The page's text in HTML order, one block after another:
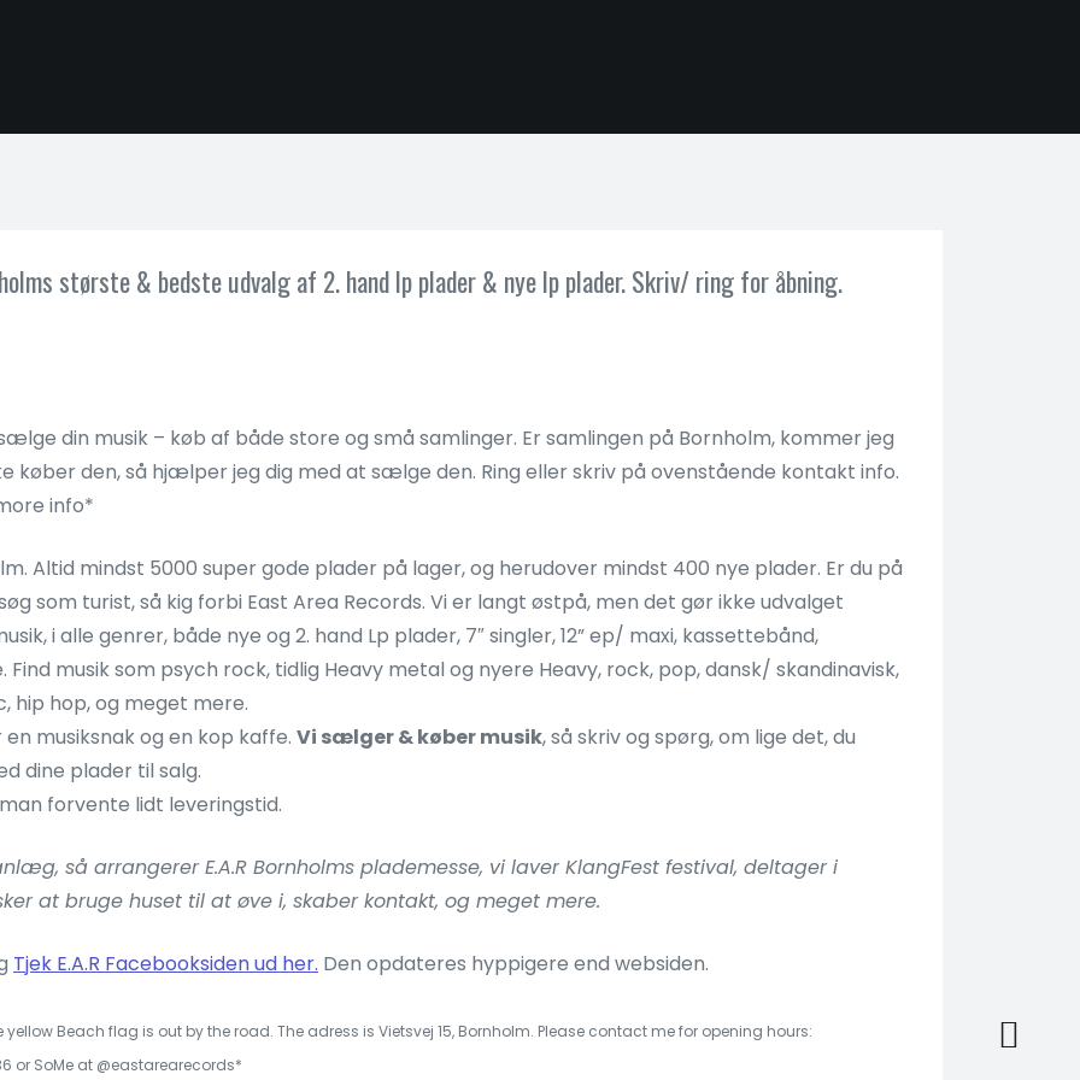
største & bedste udvalg af 2. hand lp plader & nye lp plader. Skriv/ ring for åbning.
din musik – køb af både store og små samlinger. Er samlingen på Bornholm, kommer jeg
køber den, så hjælper jeg dig med at sælge den. Ring eller skriv på ovenstående kontakt info.
info*
Altid mindst 5000 super gode plader på lager, og herudover mindst 400 nye plader. Er du på
som turist, så kig forbi East Area Records. Vi er langt østpå, men det gør ikke udvalget
i alle genrer, både nye og 2. hand Lp plader, 7″ singler, 12” ep/ maxi, kassettebånd,
musik som psych rock, tidlig Heavy metal og nyere Heavy, rock, pop, dansk/ skandinavisk,
hip hop, og meget mere.
musiksnak og en kop kaffe. Vi sælger & køber musik, så skriv og spørg, om lige det, du
dine plader til salg.
forvente lidt leveringstid.
så arrangerer E.A.R Bornholms plademesse, vi laver KlangFest festival, deltager i
at bruge huset til at øve i, skaber kontakt, og meget mere.
Tjek E.A.R Facebooksiden ud her. Den opdateres hyppigere end websiden.
Beach flag is out by the road. The adress is Vietsvej 15, Bornholm. Please contact me for opening hours:
or SoMe at @eastarearecords*